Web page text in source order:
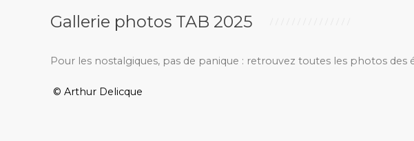
Gallerie photos TAB 2025
Pour les nostalgiques, pas de panique : retrouvez toutes les photos des
© Arthur Delicque